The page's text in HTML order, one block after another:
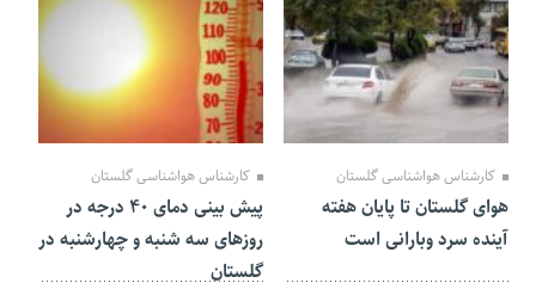
کارشناس هواشناسی گلستان
هوای گلستان تا پایان هفته
آینده سرد وبارانی است
23 تیر 1404
کارشناس هواشناسی گلستان
پیش بینی دمای ۴۰ درجه در
روز‌های سه شنبه و چهارشنبه در
گلستان